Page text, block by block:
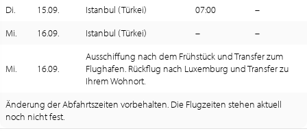
Di.
15.09. Istanbul (Türkei) 07:00
–
Mi.
16.09. Istanbul (Türkei) – –
Mi. 16.09.
Ausschiffung nach dem Frühstück und Transfer zum
Flughafen. Rückflug nach Luxemburg und Transfer zu
Ihrem Wohnort.
Änderung der Abfahrtszeiten vorbehalten. Die Flugzeiten stehen aktuell
noch nicht fest.